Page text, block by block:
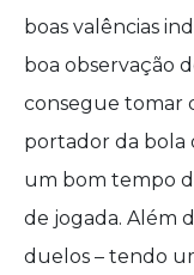
boas valências
boa observação
consegue tomar
portador da bola
um bom tempo
de jogada. Além
duelos – tendo